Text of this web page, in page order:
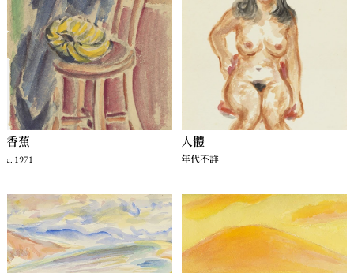
香蕉
c. 1971
人體
年代不詳